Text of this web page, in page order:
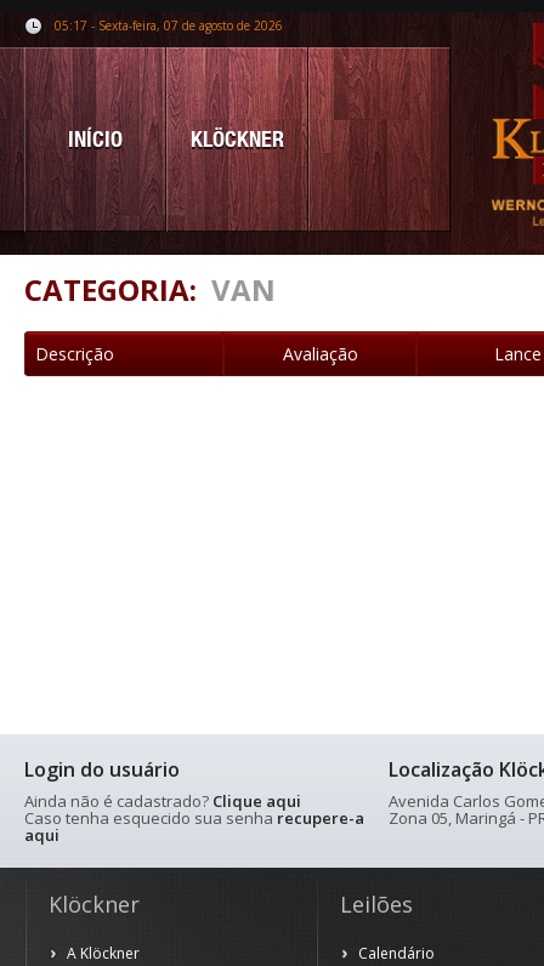
05:17 - Sexta-feira, 07 de agosto de 2026
INÍCIO KLÖCKNER
CATEGORIA: VAN
Descrição Avaliação
Login do usuário
Ainda não é cadastrado? Clique aqui
Caso tenha esquecido sua senha recupere-a
aqui
Localização
Avenida Carlos
Zona 05, Maringá -
Klöckner
A Klöckner
Leilões
Calendário